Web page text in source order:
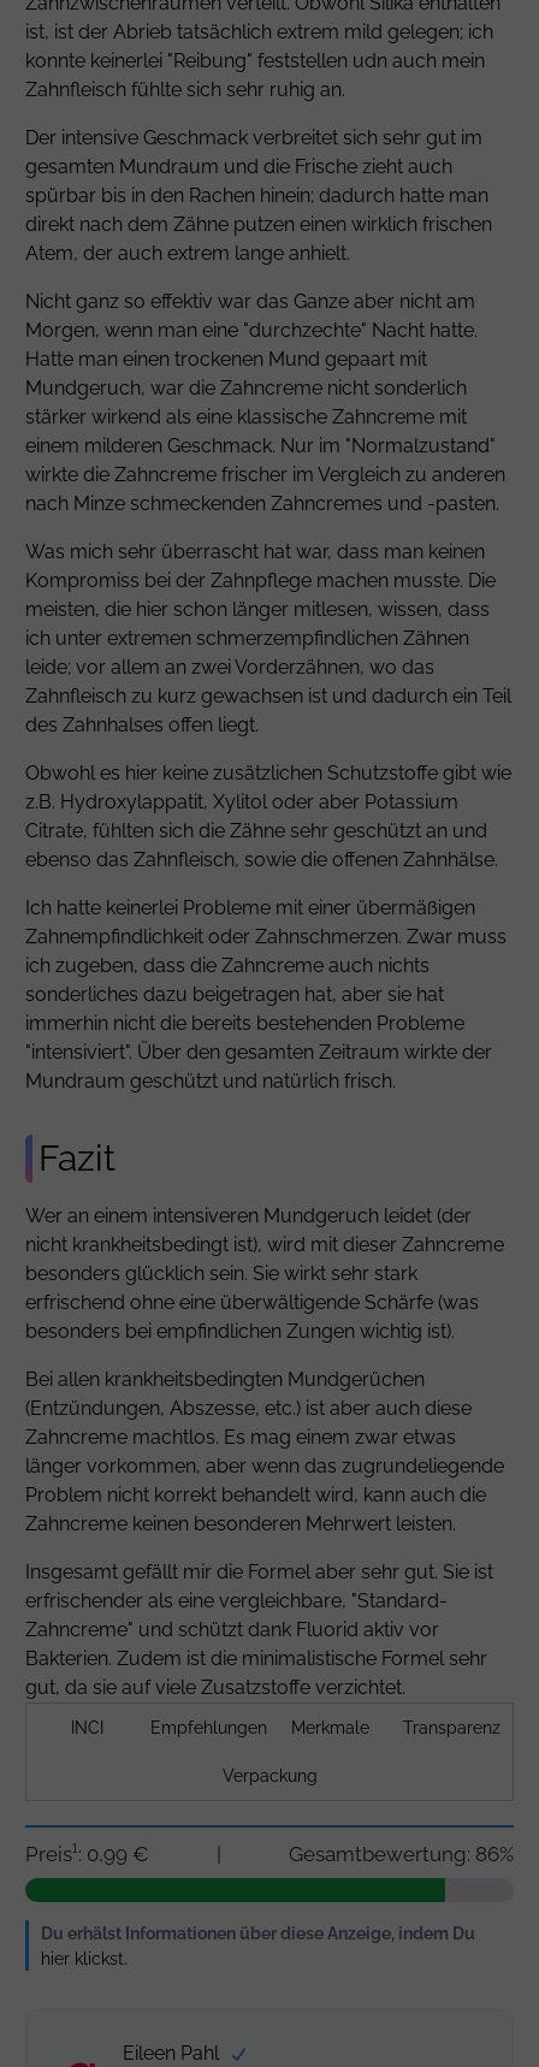
ist, ist der Abrieb tatsächlich extrem mild gelegen; ich
konnte keinerlei "Reibung" feststellen udn auch mein
Zahnfleisch fühlte sich sehr ruhig an.
Der intensive Geschmack verbreitet sich sehr gut im
gesamten Mundraum und die Frische zieht auch
spürbar bis in den Rachen hinein; dadurch hatte man
direkt nach dem Zähne putzen einen wirklich frischen
Atem, der auch extrem lange anhielt.
Nicht ganz so effektiv war das Ganze aber nicht am
Morgen, wenn man eine "durchzechte" Nacht hatte.
Hatte man einen trockenen Mund gepaart mit
Mundgeruch, war die Zahncreme nicht sonderlich
stärker wirkend als eine klassische Zahncreme mit
einem milderen Geschmack. Nur im "Normalzustand"
wirkte die Zahncreme frischer im Vergleich zu anderen
nach Minze schmeckenden Zahncremes und -pasten.
Was mich sehr überrascht hat war, dass man keinen
Kompromiss bei der Zahnpflege machen musste. Die
meisten, die hier schon länger mitlesen, wissen, dass
ich unter extremen schmerzempfindlichen Zähnen
leide; vor allem an zwei Vorderzähnen, wo das
Zahnfleisch zu kurz gewachsen ist und dadurch ein Teil
des Zahnhalses offen liegt.
Obwohl es hier keine zusätzlichen Schutzstoffe gibt wie
z.B. Hydroxylappatit,Xylitol oder aber Potassium
Citrate, fühlten sich die Zähne sehr geschützt an und
ebenso das Zahnfleisch, sowie die offenen Zahnhälse.
Ich hatte keinerlei Probleme mit einer übermäßigen
Zahnempfindlichkeit oder Zahnschmerzen. Zwar muss
ich zugeben, dass die Zahncreme auch nichts
sonderliches dazu beigetragen hat, aber sie hat
immerhin nicht die bereits bestehenden Probleme
"intensiviert". Über den gesamten Zeitraum wirkte der
Mundraum geschützt und natürlich frisch.
Fazit
Wer an einem intensiveren Mundgeruch leidet (der
nicht krankheitsbedingt ist), wird mit dieser Zahncreme
besonders glücklich sein. Sie wirkt sehr stark
erfrischend ohne eine überwältigende Schärfe (was
besonders bei empfindlichen Zungen wichtig ist).
Bei allen krankheitsbedingten Mundgerüchen
(Entzündungen, Abszesse, etc.) ist aber auch diese
Zahncreme machtlos. Es mag einem zwar etwas
länger vorkommen, aber wenn das zugrundeliegende
Problem nicht korrekt behandelt wird, kann auch die
Zahncreme keinen besonderen Mehrwert leisten.
Insgesamt gefällt mir die Formel aber sehr gut. Sie ist
erfrischender als eine vergleichbare, "Standard-
Zahncreme" und schützt dank Fluorid aktiv vor
Bakterien. Zudem ist die minimalistische Formel sehr
gut, da sie auf viele Zusatzstoffe verzichtet.
INCI Empfehlungen Merkmale Transparenz
Verpackung
Preis¹: 0,99 € Gesamtbewertung: 86%
Du erhälst Informationen über diese Anzeige, indem Du
hier klickst.
Eileen Pahl